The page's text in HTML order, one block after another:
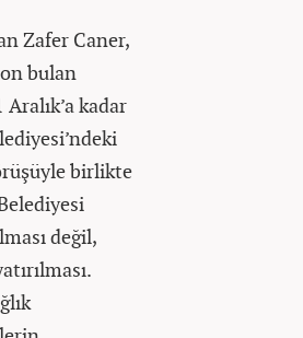
Zafer Caner,
bulan
kadar
birlikte
değil,